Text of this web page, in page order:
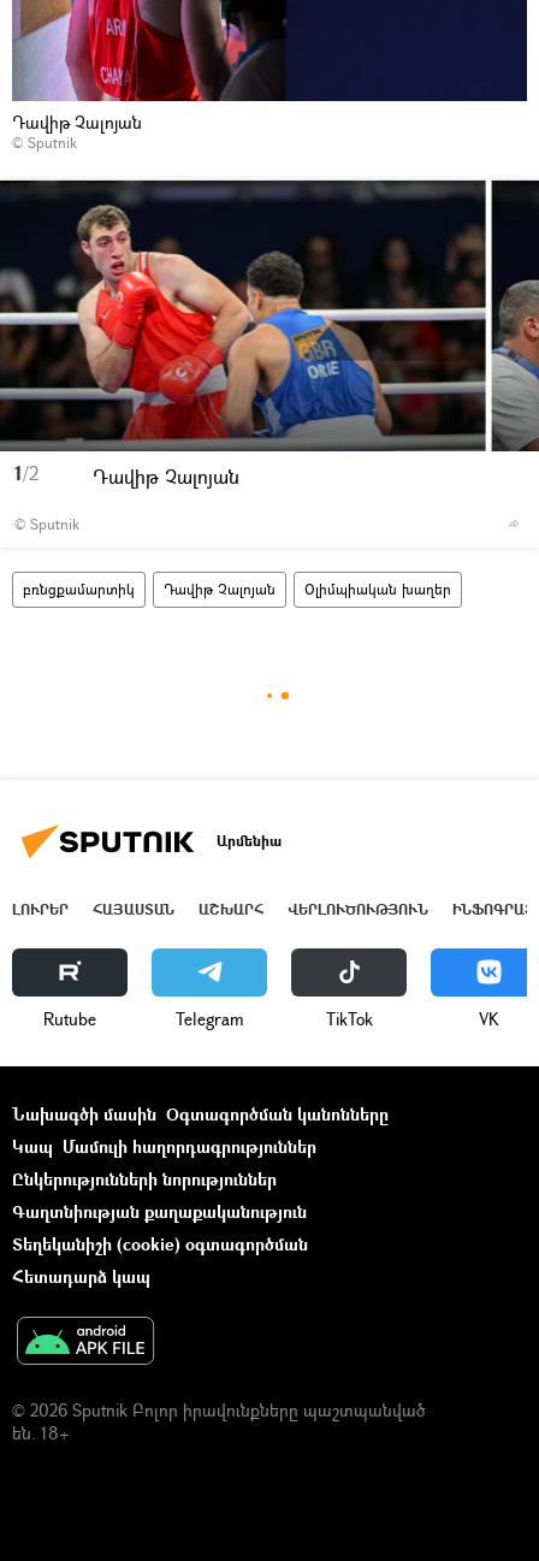
Դավիթ Չալոյան
© Sputnik
1/2
© Sputnik
Դավիթ Չալոյան
բռնցքամարտիկ Դավիթ Չալոյան Օլիմպիական խաղեր
Արմենիա
ԼՈՒՐԵՐ ՀԱՅԱՍՏԱՆ ԱՇԽԱՐՀ ՎԵՐԼՈՒԾՈՒԹՅՈՒՆ
Rutube Telegram ТikТоk VK
Նախագծի մասին Օգտագործման կանոնները
Կապ Մամուլի հաղորդագրություններ
Ընկերությունների նորություններ
Գաղտնիության քաղաքականություն
Տեղեկանիշի (cookie) օգտագործման
Հետադարձ կապ
© 2026 Sputnik Բոլոր իրավունքները պաշտպանված
են. 18+